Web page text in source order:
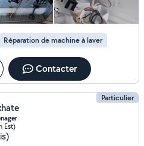
Réparation de machine à laver
Contacter
Particulier
Est)